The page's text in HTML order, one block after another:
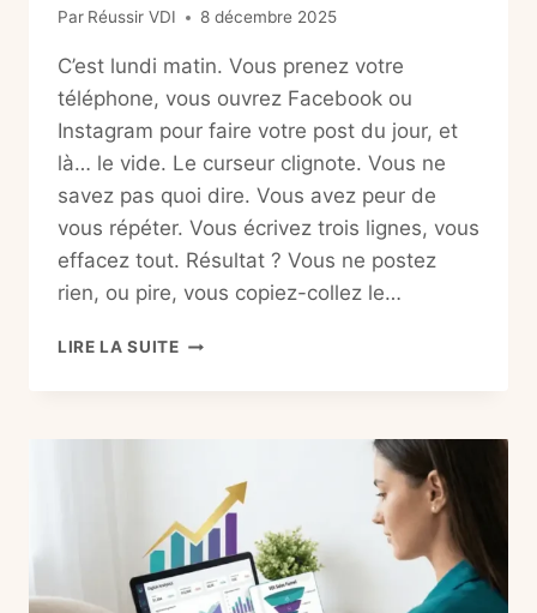
Par Réussir VDI 8 décembre 2025
C’est lundi matin. Vous prenez votre
téléphone, vous ouvrez Facebook ou
Instagram pour faire votre post du jour, et
là… le vide. Le curseur clignote. Vous ne
savez pas quoi dire. Vous avez peur de
vous répéter. Vous écrivez trois lignes, vous
effacez tout. Résultat ? Vous ne postez
rien, ou pire, vous copiez-collez le…
LIRE LA SUITECHATGPT
POSTS
À
VOTRE
PLACE